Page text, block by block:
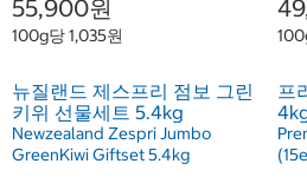
55,900원
100g당 1,035원
뉴질랜드 제스프리 점보 그린
키위 선물세트 5.4kg
Newzealand Zespri Jumbo
GreenKiwi Giftset 5.4kg
프